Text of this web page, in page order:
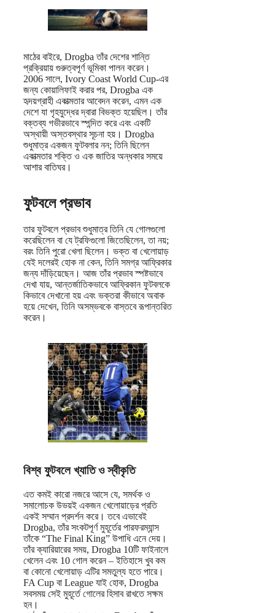
মাঠের বাইরে, Drogba তাঁর দেশের শান্তি
প্রক্রিয়ায় গুরুত্বপূর্ণ ভূমিকা পালন করেন।
2006 সালে, Ivory Coast World Cup-এর
জন্য কোয়ালিফাই করার পর, Drogba এক
হৃদয়গ্রাহী একাত্মতার আবেদন করেন, এমন এক
দেশে যা গৃহযুদ্ধের দ্বারা বিভক্ত হয়েছিল। তাঁর
বক্তব্য গভীরভাবে স্পন্দিত করে এবং একটি
অস্থায়ী অস্তবস্থার সূচনা হয়। Drogba
শুধুমাত্র একজন ফুটবলার নন; তিনি ছিলেন
একাত্মতার শক্তি ও এক জাতির অন্ধকার সময়ে
আশার বাতিঘর।
ফুটবলে প্রভাব
তার ফুটবলে প্রভাব শুধুমাত্র তিনি যে গোলগুলো
করেছিলেন বা যে ট্রফিগুলো জিতেছিলেন, তা নয়;
বরং তিনি পুরো খেলা ছিলেন। ভক্ত বা খেলোয়াড়
যেই দলেরই হোক না কেন, তিনি সমগ্র আফ্রিকার
জন্য দাঁড়িয়েছেন। আজ তাঁর প্রভাব স্পষ্টভাবে
দেখা যায়, আন্তর্জাতিকভাবে আফ্রিকান ফুটবলকে
কিভাবে দেখানো হয় এবং ভক্তরা কীভাবে অবাক
হয়ে দেখেন, তিনি অসম্ভবকে বাস্তবে রূপান্তরিত
করেন।
বিশ্ব ফুটবলে খ্যাতি ও স্বীকৃতি
এত কমই কারো নজরে আসে যে, সমর্থক ও
সমালোচক উভয়ই একজন খেলোয়াড়ের প্রতি
একই সম্মান প্রদর্শন করে। তবে এভাবেই
Drogba, তাঁর সংকটপূর্ণ মুহূর্তের পারফরম্যান্স
তাঁকে “The Final King” উপাধি এনে দেয়।
তাঁর ক্যারিয়ারের সময়, Drogba 10টি ফাইনালে
খেলেন এবং 10 গোল করেন – ইতিহাসে খুব কম
বা কোনো খেলোয়াড় এটির সমতুল্য হতে পারে।
FA Cup বা League যাই হোক, Drogba
সবসময় সেই মুহূর্তে গোলের হিসাব রাখতে সক্ষম
হন।